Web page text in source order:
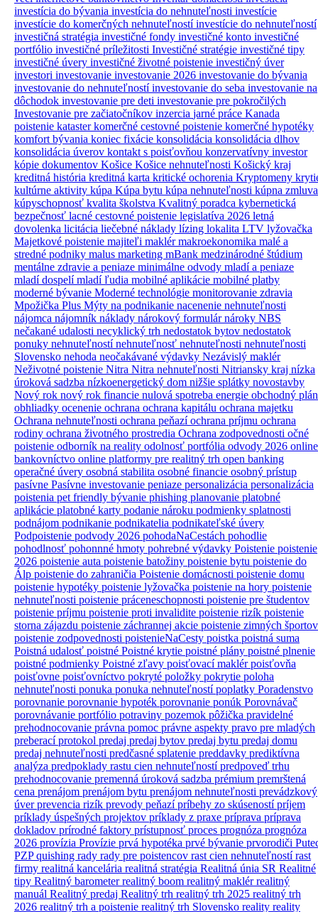
investícia do bývania investícia do nehnuteľnosti investície
investície do komerčných nehnuteľnostíinvestície do nehnuteľností
investičná stratégia investičné fondy investičné konto investičné
portfólio investičné príležitosti Investičné stratégie investičné tipy
investičné úvery investičné životné poistenie investičný úver
investori investovanie investovanie 2026 investovanie do bývania
investovanie do nehnuteľnostíinvestovanie do seba investovanie na
dôchodok investovanie pre deti investovanie pre pokročilých
Investovanie pre začiatočníkov inzercia jarné práce Kanada
poistenie katasterkomerčné cestovné poistenie komerčné hypotéky
komfort bývania koniec fixácie konsolidácia konsolidácia dlhov
konsolidácia úverov kontakt s poisťovňou konzervatívny investor
kópie dokumentov Košice Košice nehnuteľnosti Košický kraj
kreditná história kreditná karta kritické ochorenia Kryptomeny
kultúrne aktivity kúpa Kúpa bytu kúpa nehnuteľnosti kúpna zmluva
kúpyschopnosť kvalita školstva Kvalitný poradca kybernetická
bezpečnosť lacné cestovné poistenie legislatíva 2026 letná
dovolenka licitácia liečebné náklady lízing lokalita LTV lyžovačka
Majetkové poistenie majiteľi maklérmakroekonomika malé a
stredné podniky malus marketing mBank medzinárodné štúdium
mentálne zdravie a peniaze minimálne odvody mladí a peniaze
mladí dospelímladí ľudia mobilné aplikácie mobilné platby
moderné bývanie Moderné technológie monitorovanie zdravia
Mpožička Plus Mýty na podnikanie nacenenie nehnuteľnosti
nájomca nájomník náklady nárokový formulárnároky NBS
nečakané udalosti necyklický trh nedostatok bytov nedostatok
ponuky nehnuteľnostínehnuteľnosť nehnuteľnosti nehnuteľnosti
Slovensko nehoda neočakávané výdavky Nezávislý maklér
Neživotné poistenie Nitra Nitra nehnuteľnosti Nitriansky kraj nízka
úroková sadzba nízkoenergetický dom nižšie splátky novostavby
Nový rok nový rok financie nulová spotreba energie obchodný plán
obhliadky ocenenie ochrana ochrana kapitálu ochrana majetku
Ochrana nehnuteľnosti ochrana peňazíochrana príjmu ochrana
rodiny ochrana životného prostredia Ochrana zodpovednosti očné
poistenie odborník na reality odolnosť portfólia odvody 2026 online
bankovníctvo online platformy pre realitný trh open banking
operačné úvery osobná stabilita osobné financie osobný prístup
pasívne Pasívne investovanie peniaze personalizácia personalizácia
poistenia pet friendly bývanie phishing planovanie platobné
aplikácie platobné karty podanie nároku podmienky splatnosti
podnájom podnikanie podnikatelia podnikateľské úvery
Podpoistenie podvody 2026 pohodaNaCestách pohodlie
pohodlnosť pohonnné hmoty pohrebné výdavky Poistenie poistenie
2026 poistenie auta poistenie batožiny poistenie bytu poistenie do
Álp poistenie do zahraničia Poistenie domácnosti poistenie domu
poistenie hypotéky poistenie lyžovačka poistenie na hory poistenie
nehnuteľnosti poistenie práceneschopnosti poistenie pre študentov
poistenie príjmu poistenie proti invalidite poistenie rizík poistenie
storna zájazdu poistenie záchrannej akcie poistenie zimných športov
poistenie zodpovednosti poistenieNaCesty poistka poistná suma
Poistná udalosť poistné Poistné krytie poistné plány poistné plnenie
poistné podmienky Poistné zľavy poisťovací maklérpoisťovňa
poisťovne poisťovníctvo pokryté položky pokrytie poloha
nehnuteľnosti ponuka ponuka nehnuteľnostípoplatky Poradenstvo
porovnanie porovnanie hypoték porovnanie ponúk Porovnávač
porovnávanie portfólio potraviny pozemok pôžička pravidelné
prehodnocovanie právna pomoc právne aspekty pravo pre mladých
preberací protokol predaj predaj bytov predaj bytu predaj domu
predaj nehnuteľnosti predčasné splatenie preddavky prediktívna
analýza predpoklady rastu cien nehnuteľnostípredpoveď trhu
prehodnocovanie premenná úroková sadzba prémium premrštená
cena prenájom prenájom bytu prenájom nehnuteľnosti prevádzkový
úverprevencia rizík prevody peňazípríbehy zo skúsenostípríjem
príklady úspešných projektov príklady z praxe príprava príprava
dokladov prírodné faktory prístupnosť proces prognóza prognóza
2026 provízia Provízie prvá hypotéka prvé bývanie prvorodiči
PZPquishing rady rady pre poistencov rast cien nehnuteľnostírast
firmy realitná kancelária realitná stratégia Realitná únia SR Realitné
tipy Realitný barometerrealitný boom realitný maklérrealitný
manuál Realitný predaj Realitný trh realitný trh 2025 realitný trh
2026 realitný trh a poistenie realitný trh Slovensko reality reality